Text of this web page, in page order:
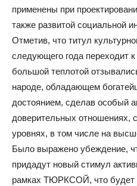
применены при
также развитой социальной
Отметив, что титул
следующего года переходит
большой теплотой
народе, обладающем
достоянием, сделав особый
доверительных отношениях,
уровнях, в том числе на
Было выражено убеждение,
придадут новый стимул
рамках ТЮРКСОЙ, что будет